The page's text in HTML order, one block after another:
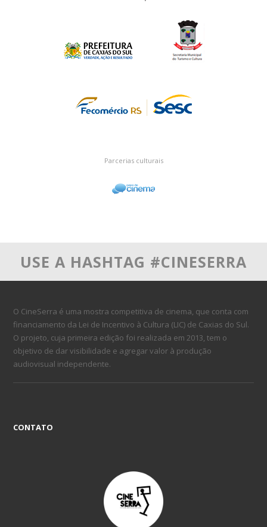
Parcerias culturais
USE A HASHTAG #CINESERRA
O CineSerra é uma mostra competitiva de cinema, que conta com
financiamento da Lei de Incentivo à Cultura (LIC) de Caxias do Sul.
O projeto, cuja primeira edição foi realizada em 2013, tem o
objetivo de dar visibilidade e agregar valor à produção
audiovisual independente.
CONTATO